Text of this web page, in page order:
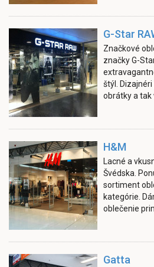
G-Star
Značkové
značky G-
štýl.
obrátky a tak v
H&M
Lacné a
Švédska.
sortiment
kategórie.
oblečenie
Gatta